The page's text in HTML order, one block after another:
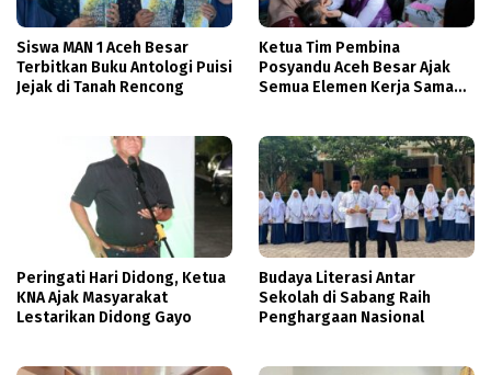
Siswa MAN 1 Aceh Besar
Terbitkan Buku Antologi Puisi
Jejak di Tanah Rencong
Ketua Tim Pembina
Posyandu Aceh Besar Ajak
Semua Elemen Kerja Sama
Peringati Hari Didong, Ketua
KNA Ajak Masyarakat
Lestarikan Didong Gayo
Budaya Literasi Antar
Sekolah di Sabang Raih
Penghargaan Nasional